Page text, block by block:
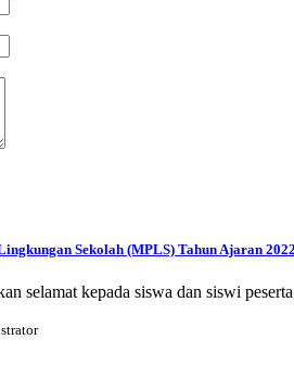
Sekolah (MPLS) Tahun Ajaran
selamat kepada siswa dan siswi